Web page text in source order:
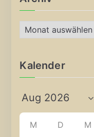
r
h
v
Kalender
M D M